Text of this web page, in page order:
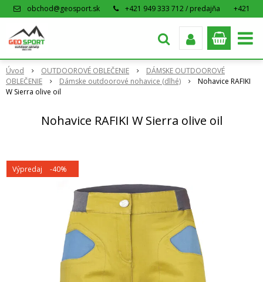
obchod@geosport.sk +421 949 333 712 / predajňa
+421
Úvod OUTDOOROVÉ OBLEČENIE
DÁMSKE OUTDOOROVÉ
OBLEČENIE
Dámske outdoorové nohavice (dlhé)
Nohavice RAFIKI
W Sierra olive oil
Nohavice RAFIKI W Sierra olive oil
Výpredaj -40%